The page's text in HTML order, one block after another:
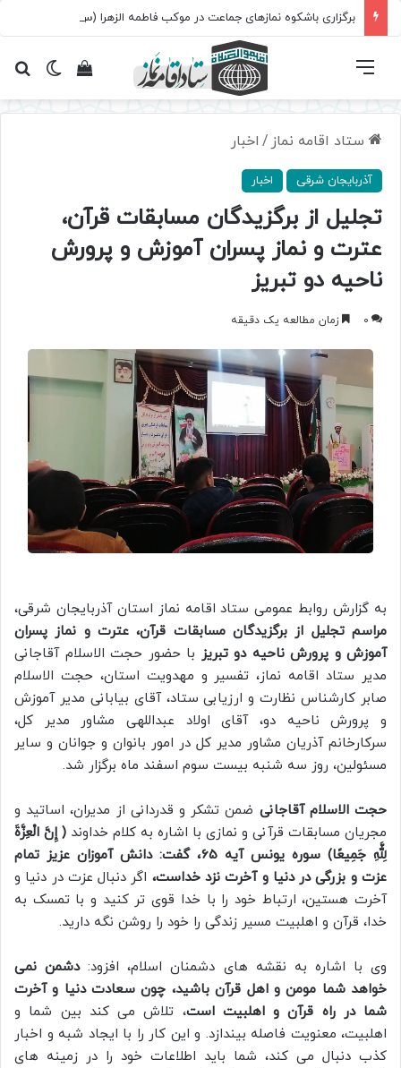
برگزاری باشکوه نمازهای جماعت در موکب فاطمه الزهرا (س)
تغییرمشاهده فهرست
ستاد اقامه نماز / اخبار
آذربایجان شرقی اخبار
تجلیل از برگزیدگان مسابقات قرآن،
عترت و نماز پسران آموزش و پرورش
ناحیه دو تبریز
0 زمان مطالعه یک دقیقه
به گزارش روابط عمومی ستاد اقامه نماز استان آذربایجان شرقی،
مراسم تجلیل از برگزیدگان مسابقات قرآن، عترت و نماز پسران
آموزش و پرورش ناحیه دو تبریز با حضور حجت الاسلام آقاجانی
مدیر ستاد اقامه نماز، تفسیر و مهدویت استان، حجت الاسلام
صابر کارشناس نظارت و ارزیابی ستاد، آقای بیابانی مدیر آموزش
و پرورش ناحیه دو، آقای اولاد عبداللهی مشاور مدیر کل،
سرکارخانم آذریان مشاور مدیر کل در امور بانوان و جوانان و سایر
مسئولین، روز سه شنبه بیست سوم اسفند ماه برگزار شد.
حجت الاسلام آقاجانی ضمن تشکر و قدردانی از مدیران، اساتید و
مجریان مسابقات قرآنی و نمازی با اشاره به کلام خداوند ( إِنَّ الْعِزَّةَ
لِلَّهِ جَمِيعًا) سوره یونس آیه 65، گفت: دانش آموزان عزیز تمام
عزت و بزرگی در دنیا و آخرت نزد خداست، اگر دنبال عزت در دنیا و
آخرت هستین، ارتباط خود را با خدا قوی تر کنید و با تمسک به
خدا، قرآن و اهلبیت مسیر زندگی را خود را روشن نگه دارید.
وی با اشاره به نقشه های دشمنان اسلام، افزود:دشمن نمی
خواهد شما مومن و اهل قرآن باشید، چون سعادت دنیا و آخرت
شما در راه قرآن و اهلبیت است، تلاش می کند بین شما و
اهلبیت، معنویت فاصله بیندازد. و این کار را با ایجاد شبه و اخبار
کذب دنبال می کند، شما باید اطلاعات خود را در زمینه های